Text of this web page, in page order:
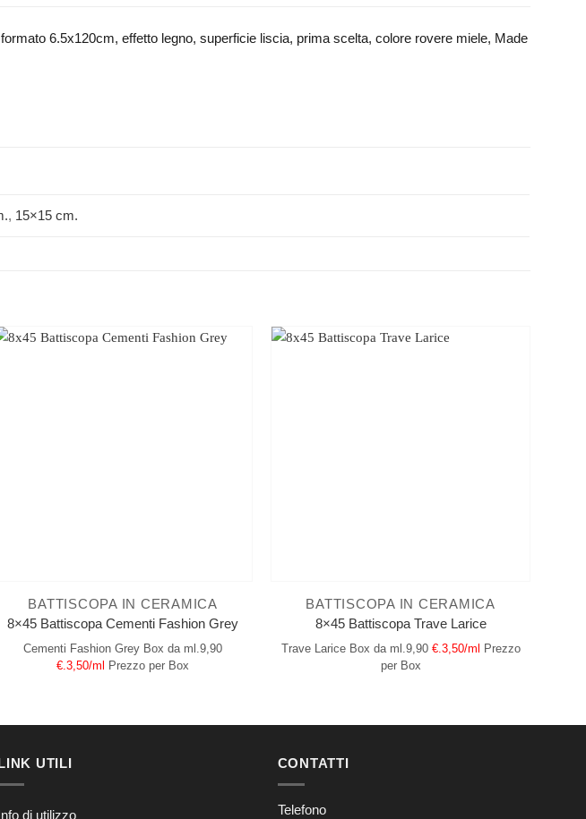
6.5x120cm, effetto legno, superficie liscia, prima scelta, colore rovere miele, Made
, 15×15 cm.
BATTISCOPA IN CERAMICA
8×45 Battiscopa Cementi Fashion Grey
Cementi Fashion Grey Box da ml.9,90
€.3,50/ml
Prezzo per Box
BATTISCOPA IN CERAMICA
8×45 Battiscopa Trave Larice
Trave Larice Box da ml.9,90 €.3,50/ml
Prezzo
per Box
UTILI
di utilizzo
CONTATTI
Telefono